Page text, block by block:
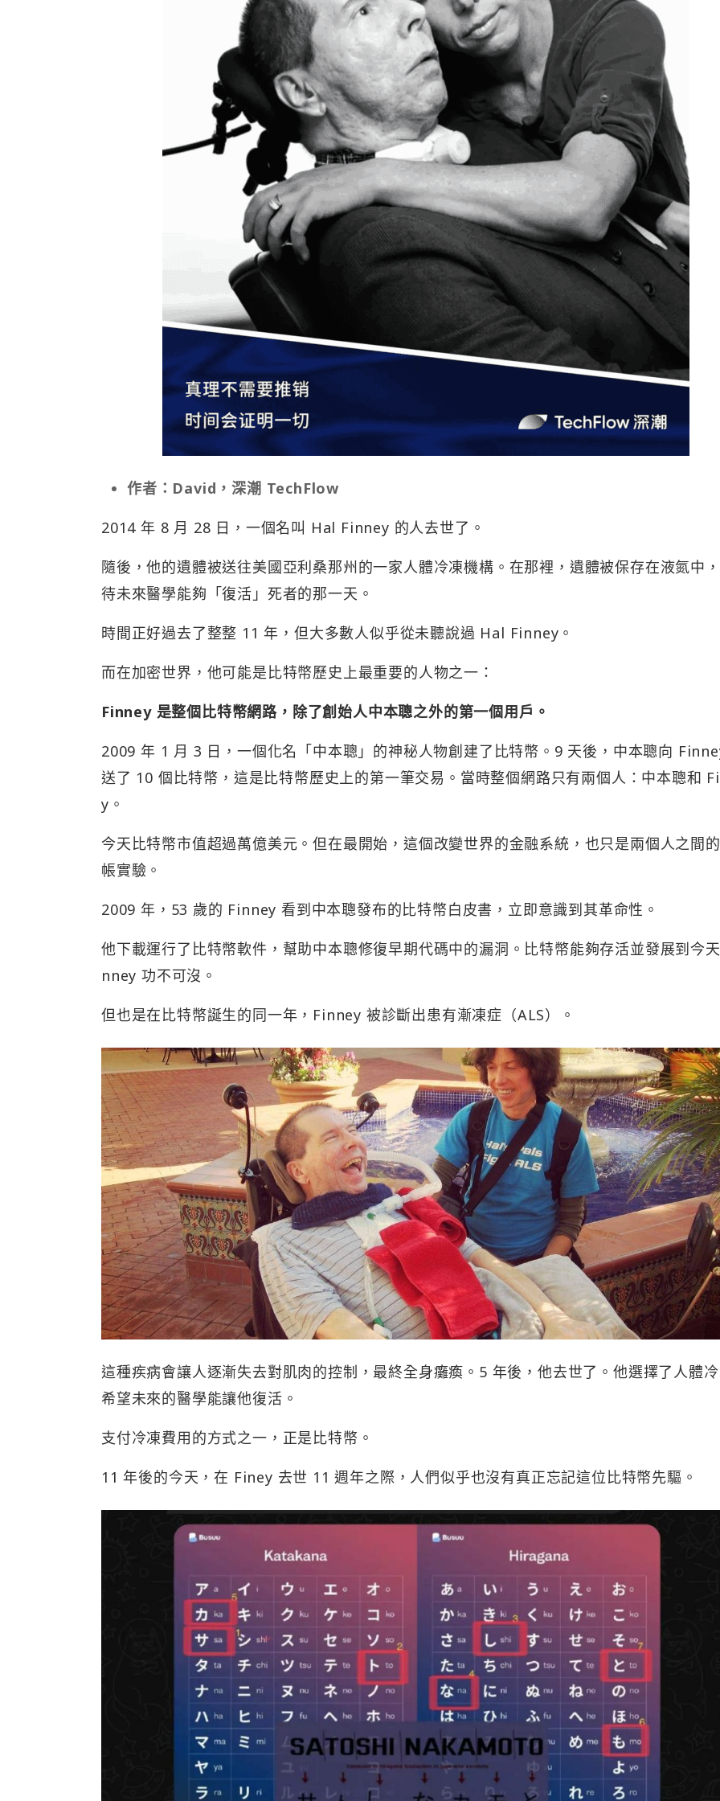
作者：David，深潮 TechFlow
2014 年 8 月 28 日，一個名叫 Hal Finney 的人去世了。
隨後，他的遺體被送往美國亞利桑那州的一家人體冷凍機構。在那裡，遺體被保存在液氮中
待未來醫學能夠「復活」死者的那一天。
時間正好過去了整整 11 年，但大多數人似乎從未聽說過 Hal Finney。
而在加密世界，他可能是比特幣歷史上最重要的人物之一：
Finney 是整個比特幣網路，除了創始人中本聰之外的第一個用戶。
2009 年 1 月 3 日，一個化名「中本聰」的神秘人物創建了比特幣。9 天後，中本聰向
送了 10 個比特幣，這是比特幣歷史上的第一筆交易。當時整個網路只有兩個人：中本聰和
y。
今天比特幣市值超過萬億美元。但在最開始，這個改變世界的金融系統，也只是兩個人之間
帳實驗。
2009 年，53 歲的 Finney 看到中本聰發布的比特幣白皮書，立即意識到其革命性。
他下載運行了比特幣軟件，幫助中本聰修復早期代碼中的漏洞。比特幣能夠存活並發展到今
nney 功不可沒。
但也是在比特幣誕生的同一年，Finney 被診斷出患有漸凍症（ALS）。
這種疾病會讓人逐漸失去對肌肉的控制，最終全身癱瘓。5 年後，他去世了。他選擇了人體
希望未來的醫學能讓他復活。
支付冷凍費用的方式之一，正是比特幣。
11 年後的今天，在 Finey 去世 11 週年之際，人們似乎也沒有真正忘記這位比特幣先驅。